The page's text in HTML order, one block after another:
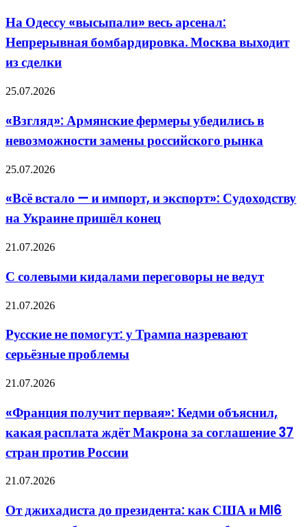
«высыпали»
весь
арсенал:
бомбардировка.
выходит
сделки
На Одессу «высыпали» весь арсенал:
Непрерывная бомбардировка. Москва выходит
из сделки
«Взгляд»:
фермеры
убедились
в
замены
российского
25.07.2026
«Взгляд»: Армянские фермеры убедились в
невозможности замены российского рынка
«Всё
—
и
импорт,
экспорт»:
Украине
конец
25.07.2026
«Всё встало — и импорт, и экспорт»: Судоходству
на Украине пришёл конец
С
кидалами
переговоры
ведут
21.07.2026
С солевыми кидалами переговоры не ведут
Русские
помогут:
у
Трампа
серьёзные
21.07.2026
Русские не помогут: у Трампа назревают
серьёзные проблемы
«Франция
первая»:
Кедми
объяснил,
расплата
Макрона
соглашение
37
21.07.2026
«Франция получит первая»: Кедми объяснил,
какая расплата ждёт Макрона за соглашение 37
стран против России
От
до
президента:
21.07.2026
От джихадиста до президента: как США и MI6